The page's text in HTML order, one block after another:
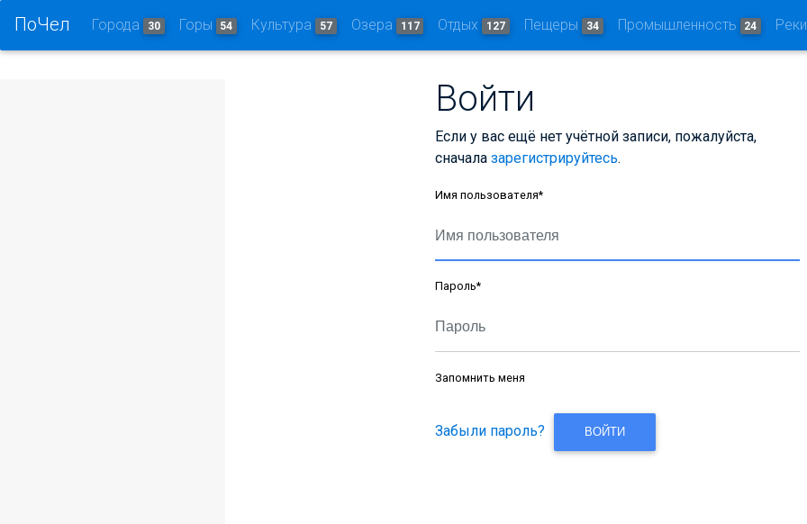
ПоЧел Города 30 Горы 54 Культура 57 Озера 117 Отдых 127 Пещеры 34 Промышленность 24
Войти
Если у вас ещё нет учётной записи, пожалуйста,
сначала зарегистрируйтесь.
Имя пользователя*
Пароль*
Запомнить меня
Забыли пароль? ВОЙТИ